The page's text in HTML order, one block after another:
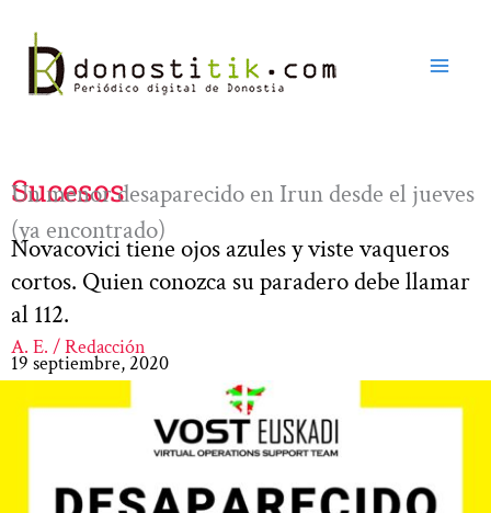
contenido
Sucesos
Un menor desaparecido en Irun desde el jueves
(ya encontrado)
Novacovici tiene ojos azules y viste vaqueros
cortos. Quien conozca su paradero debe llamar
al 112.
A. E. / Redacción
19 septiembre, 2020